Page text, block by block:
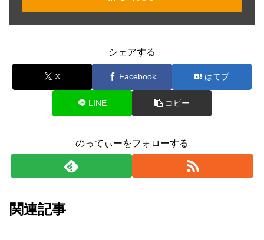
シェアする
X Facebook はてブ
LINE コピー
のってぃーをフォローする
関連記事